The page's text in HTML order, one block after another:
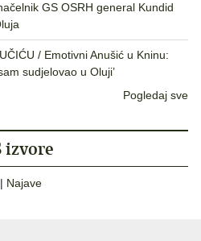
GS OSRH general Kundid
/ Emotivni Anušić u Kninu:
sudjelovao u Oluji’
Pogledaj sve
izvore
| Najave